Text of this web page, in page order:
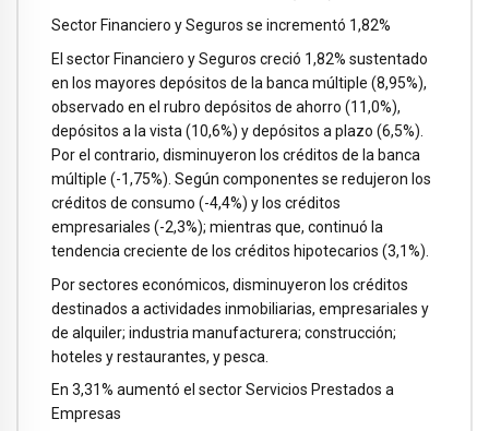
Sector Financiero y Seguros se incrementó 1,82%
El sector Financiero y Seguros creció 1,82% sustentado
en los mayores depósitos de la banca múltiple (8,95%),
observado en el rubro depósitos de ahorro (11,0%),
depósitos a la vista (10,6%) y depósitos a plazo (6,5%).
Por el contrario, disminuyeron los créditos de la banca
múltiple (-1,75%). Según componentes se redujeron los
créditos de consumo (-4,4%) y los créditos
empresariales (-2,3%); mientras que, continuó la
tendencia creciente de los créditos hipotecarios (3,1%).
Por sectores económicos, disminuyeron los créditos
destinados a actividades inmobiliarias, empresariales y
de alquiler; industria manufacturera; construcción;
hoteles y restaurantes, y pesca.
En 3,31% aumentó el sector Servicios Prestados a
Empresas